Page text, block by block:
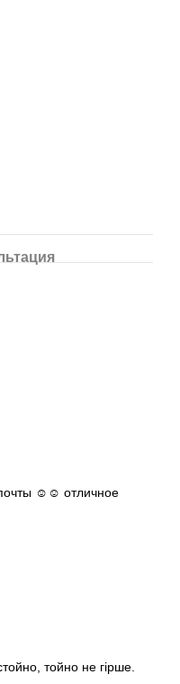
☺️☺️ отличное
тойно не гірше.